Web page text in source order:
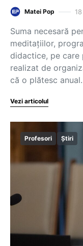
Matei Pop
Suma necesară
meditațiilor,
didactice, pe
realizat de
că o plătesc
Vezi articolul
Profesori Știri